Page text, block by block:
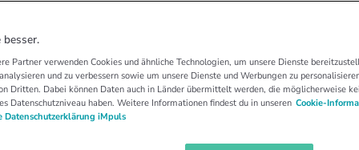
Coach?
)Eltern abbauen? Oder dass du selbst
möchtest? Ein Coaching kann Wunder
besser.
Partner verwenden Cookies und ähnliche Technologien, um unsere Dienste
und zu verbessern sowie um unsere Dienste und Werbungen zu
Dritten. Dabei können Daten auch in Länder übermittelt werden, die möglicherweise
Datenschutzniveau haben. Weitere Informationen findest du in unseren Cookie-
Datenschutzerklärung iMpuls